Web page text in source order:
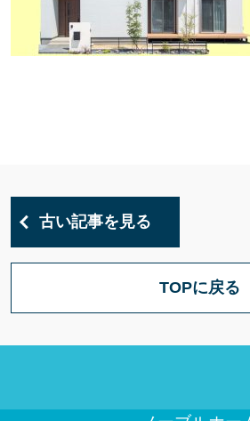
古い記事を見る
TOPに戻る